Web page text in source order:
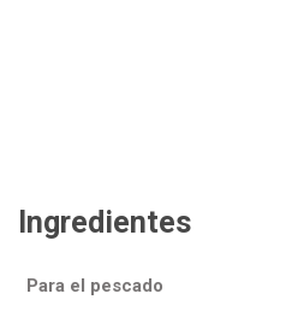
Ingredientes
Para el pescado